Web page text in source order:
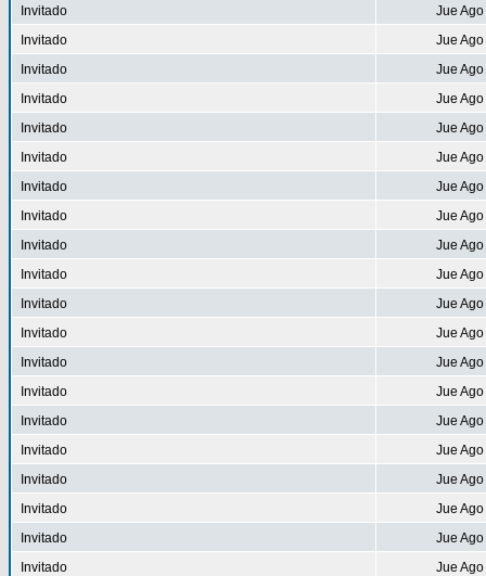
Invitado
Jue
Invitado
Jue
Invitado
Jue
Invitado
Jue
Invitado
Jue
Invitado
Jue
Invitado
Jue
Invitado
Jue
Invitado
Jue
Invitado
Jue
Invitado
Jue
Invitado
Jue
Invitado
Jue
Invitado
Jue
Invitado
Jue
Invitado
Jue
Invitado
Jue
Invitado
Jue
Invitado
Jue
Invitado
Jue